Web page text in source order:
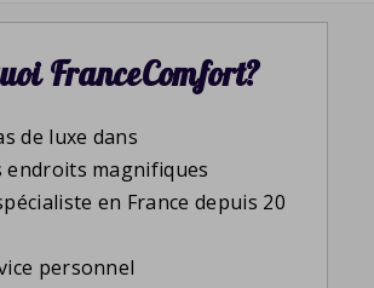
FranceComfort?
de luxe dans
endroits magnifiques
en France depuis 20
personnel